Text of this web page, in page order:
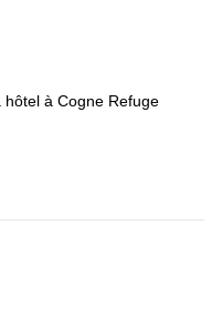
à Cogne Refuge